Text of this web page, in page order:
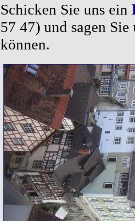
Schicken Sie uns ein
57 47) und sagen
können.